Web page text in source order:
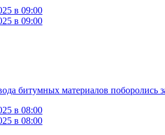
в 09:00
в 09:00
битумных материалов поборолись
в 08:00
в 08:00